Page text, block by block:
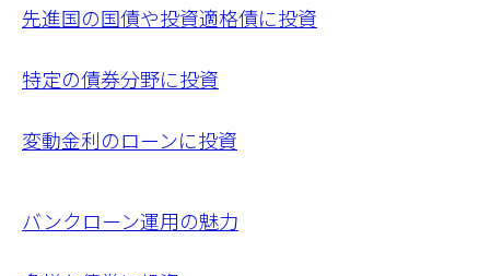
先進国の国債や投資適格債に投資
特定の債券分野に投資
変動金利のローンに投資
バンクローン運用の魅力